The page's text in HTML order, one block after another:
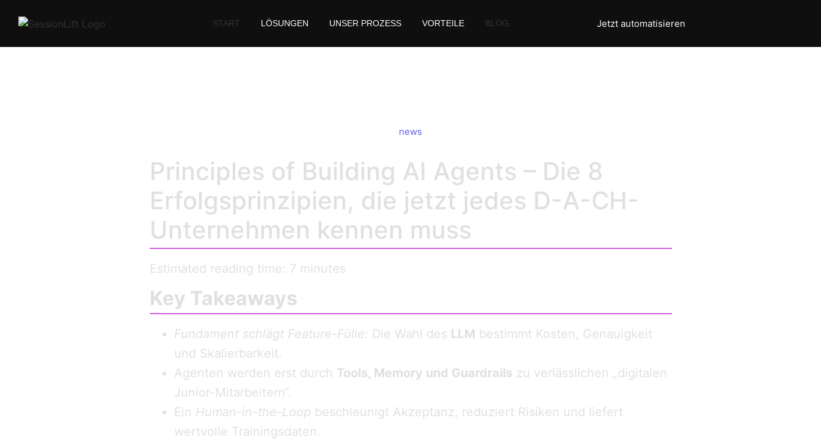
START LÖSUNGEN UNSER PROZESS VORTEILE BLOG Jetzt automatisieren
news
Principles of Building AI Agents – Die 8
Erfolgsprinzipien, die jetzt jedes D-A-CH-
Unternehmen kennen muss
Estimated reading time: 7 minutes
Key Takeaways
Fundament schlägt Feature-Fülle: Die Wahl des LLM bestimmt Kosten, Genauigkeit
und Skalierbarkeit.
Agenten werden erst durch Tools, Memory und Guardrails zu verlässlichen „digitalen
Junior-Mitarbeitern“.
Ein Human-in-the-Loop beschleunigt Akzeptanz, reduziert Risiken und liefert
wertvolle Trainingsdaten.